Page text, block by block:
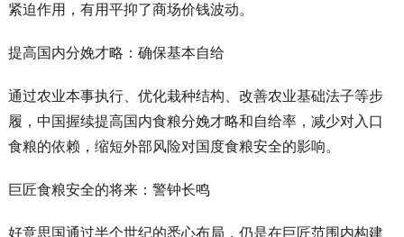
紧迫作用，有用平抑了商场价钱波动。
提高国内分娩才略：确保基本自给
通过农业本事执行、优化栽种结构、改善农业基础法子等步
履，中国握续提高国内食粮分娩才略和自给率，减少对入口
食粮的依赖，缩短外部风险对国度食粮安全的影响。
巨匠食粮安全的将来：警钟长鸣
好意思国通过半个世纪的悉心布局，仍是在巨匠范围内构建